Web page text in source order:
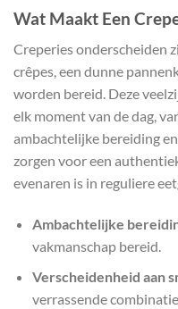
Wat Maakt Een
Creperies onderscheiden
crêpes, een dunne
worden bereid. Deze
elk moment van de dag,
ambachtelijke bereiding
zorgen voor een
evenaren is in reguliere
Ambachtelijke
vakmanschap bereid.
Verscheidenheid aan
verrassende